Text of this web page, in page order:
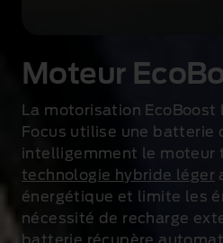
Moteur
La motorisation EcoBoost
Focus utilise une batterie
intelligemment le moteur
technologie hybride léger
énergétique et limite les
nécessité de recharge